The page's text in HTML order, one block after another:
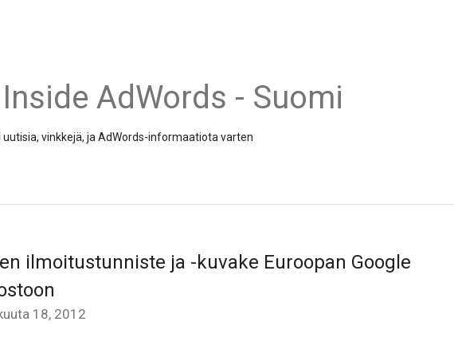
Inside AdWords - Suomi
uutisia, vinkkejä, ja AdWords-informaatiota varten
ilmoitustunniste ja -kuvake Euroopan Google
18, 2012